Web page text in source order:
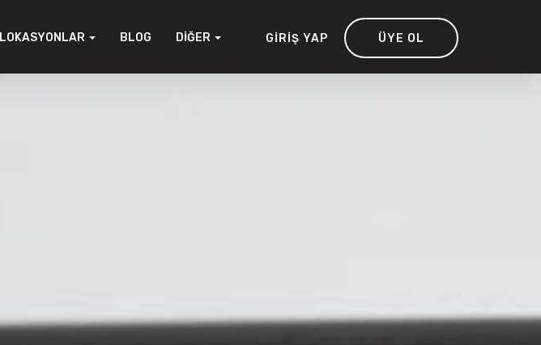
LOKASYONLAR BLOG DIĞER GIRIŞ YAP ÜYE OL